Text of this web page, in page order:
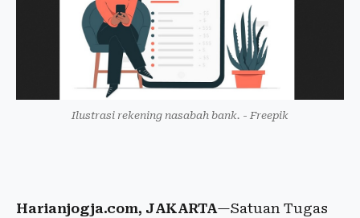
Ilustrasi rekening nasabah bank. - Freepik
Harianjogja.com, JAKARTA—Satuan Tugas